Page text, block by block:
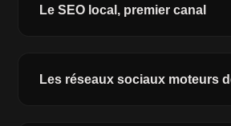
Le SEO local, premier canal
Les réseaux sociaux moteurs